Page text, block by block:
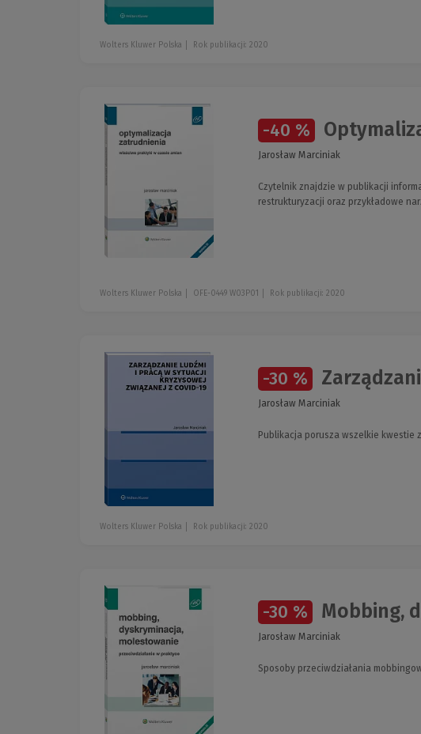
Wolters Kluwer Polska Rok publikacji: 2020
-40 %
Jarosław Marciniak
Czytelnik znajdzie w publikacji
restrukturyzacji oraz przykładowe
Wolters Kluwer Polska OFE-0449 W03P01 Rok publikacji: 2020
-30 %
Jarosław Marciniak
Publikacja porusza wszelkie kwestie
Wolters Kluwer Polska Rok publikacji: 2020
-30 % Mobbing,
Jarosław Marciniak
Sposoby przeciwdziałania